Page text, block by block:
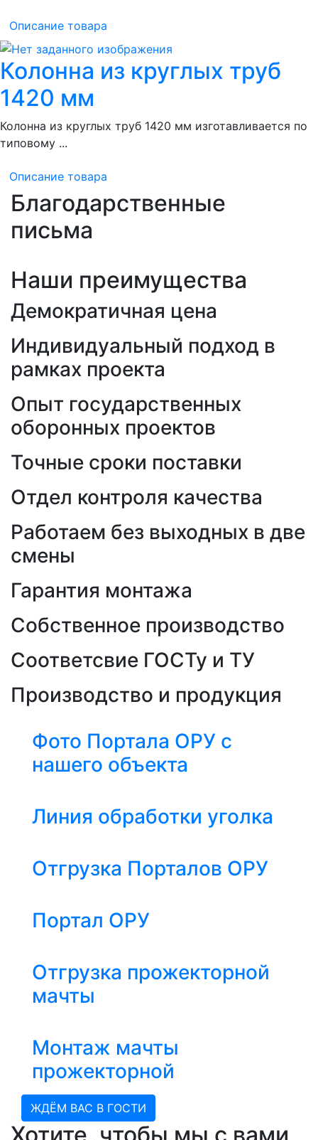
Описание товара
Колонна из круглых труб
1420 мм
Колонна из круглых труб 1420 мм изготавливается по
типовому ...
Описание товара
Благодарственные
письма
Наши преимущества
Демократичная цена
Индивидуальный подход в
рамках проекта
Опыт государственных
оборонных проектов
Точные сроки поставки
Отдел контроля качества
Работаем без выходных в две
смены
Гарантия монтажа
Собственное производство
Соответсвие ГОСТу и ТУ
Производство и продукция
Фото Портала ОРУ с
нашего объекта
Линия обработки уголка
Отгрузка Порталов ОРУ
Портал ОРУ
Отгрузка прожекторной
мачты
Монтаж мачты
прожекторной
ЖДЁМ ВАС В ГОСТИ